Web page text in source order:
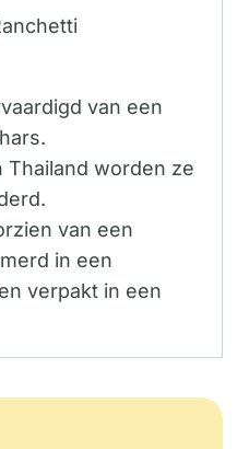
van een
Thailand worden ze
van een
in een
verpakt in een